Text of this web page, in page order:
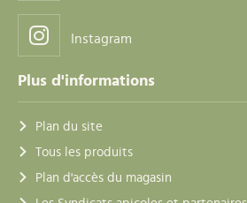
Instagram
Plus d'informations
Plan du site
Tous les produits
Plan d'accès du magasin